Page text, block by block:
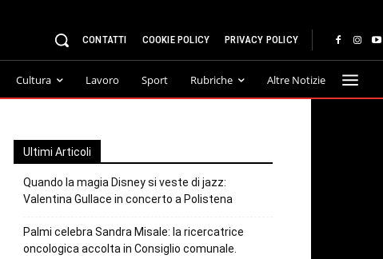
CONTATTI COOKIE POLICY PRIVACY POLICY
Cultura Lavoro Sport Rubriche Altre Notizie
Ultimi Articoli
Quando la magia Disney si veste di jazz:
Valentina Gullace in concerto a Polistena
Palmi celebra Sandra Misale: la ricercatrice
oncologica accolta in Consiglio comunale.